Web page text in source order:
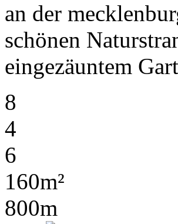
an der
schönen
eingezäuntem
8
4
6
160m²
800m